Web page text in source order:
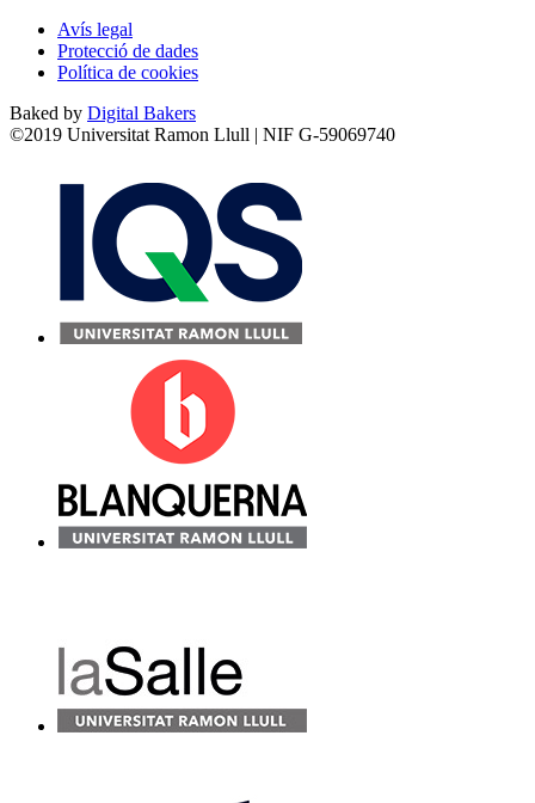
Avís legal
Protecció de dades
Política de cookies
Baked by Digital Bakers
©2019 Universitat Ramon Llull | NIF G-59069740